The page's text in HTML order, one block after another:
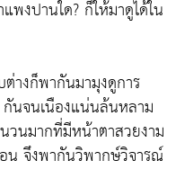
พงปานใด? ก็ให้มาดูได้ใน
างก็พากันมามุงดูการ
กันจนเนืองแน่นล้นหลาม
วนมากที่มีหน้าตาสวยงาม
น จึงพากันวิพากษ์วิจารณ์